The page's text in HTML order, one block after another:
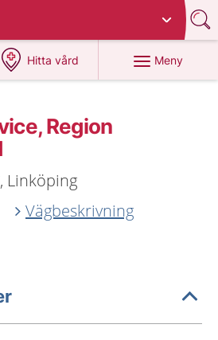
Hitta vård
på 1177.se
Meny
Region
Linköping
Vägbeskrivning